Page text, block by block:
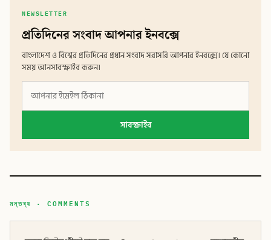
NEWSLETTER
প্রতিদিনের সংবাদ আপনার ইনবক্সে
বাংলাদেশ ও বিশ্বের প্রতিদিনের প্রধান সংবাদ সরাসরি আপনার ইনবক্সে। যে কোনো
সময় আনসাবস্ক্রাইব করুন।
সাবস্ক্রাইব
মন্তব্য · COMMENTS